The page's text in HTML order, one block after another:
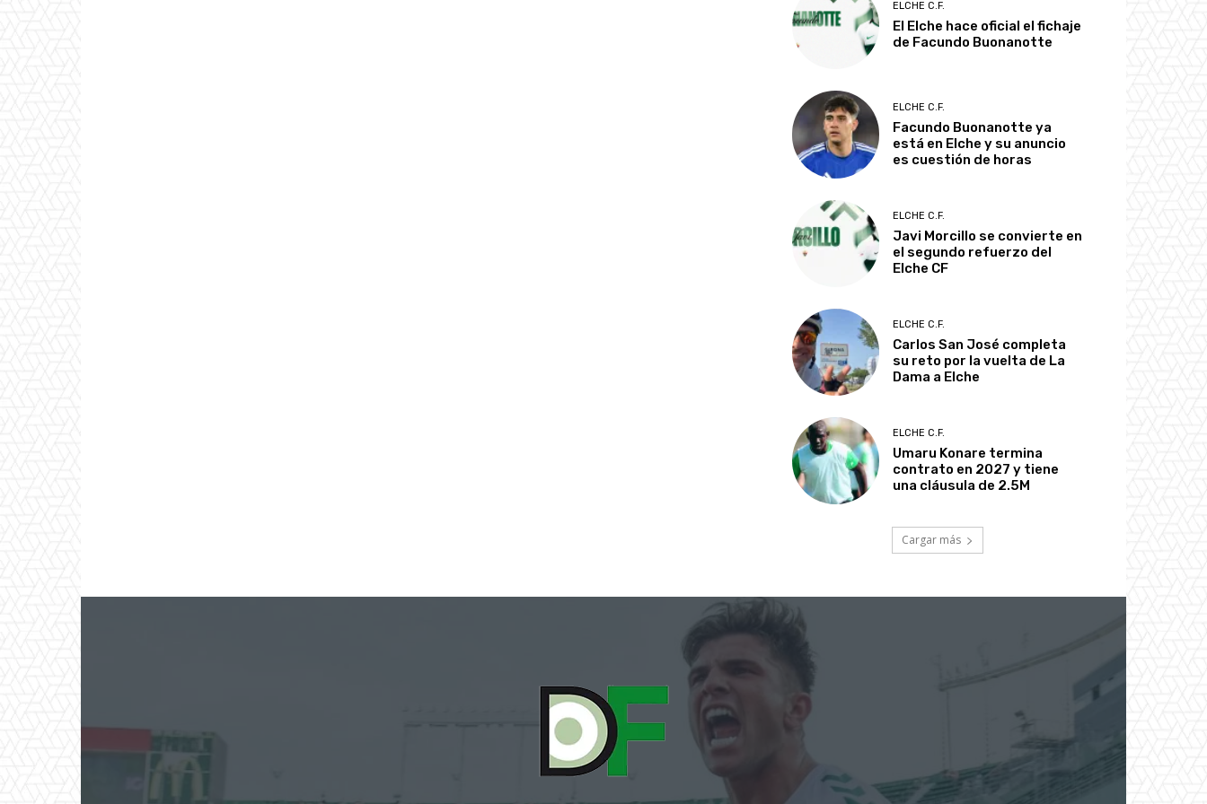
ELCHE C.F.
El Elche hace oficial el fichaje
de Facundo Buonanotte
ELCHE C.F.
Facundo Buonanotte ya
está en Elche y su anuncio
es cuestión de horas
ELCHE C.F.
Javi Morcillo se convierte en
el segundo refuerzo del
Elche CF
ELCHE C.F.
Carlos San José completa
su reto por la vuelta de La
Dama a Elche
ELCHE C.F.
Umaru Konare termina
contrato en 2027 y tiene
una cláusula de 2.5M
Cargar más